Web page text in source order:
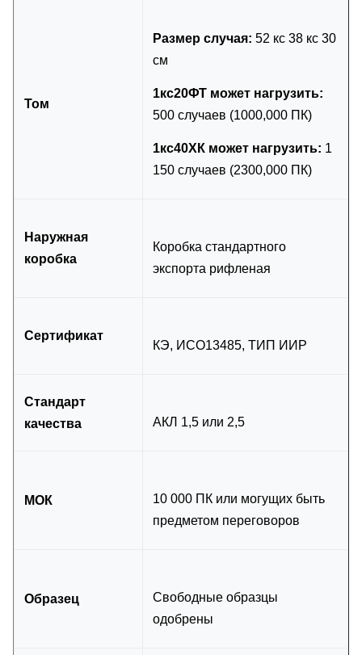
Том
Размер случая: 52 кс 38 кс 30
см
1кс20ФТ может нагрузить:
500 случаев (1000,000 ПК)
1кс40ХК может нагрузить: 1
150 случаев (2300,000 ПК)
Наружная
коробка
Коробка стандартного
экспорта рифленая
Сертификат
КЭ, ИСО13485, ТИП ИИР
Стандарт
качества
АКЛ 1,5 или 2,5
МОК
10 000 ПК или могущих быть
предметом переговоров
Образец
Свободные образцы
одобрены